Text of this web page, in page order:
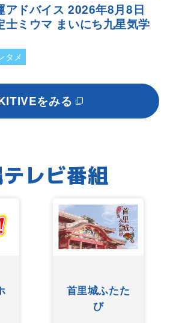
アドバイス 2026年8月8日
士ミウマ まいにち九星気学
タメ
をみる
レビ番組
首里城ふたた
び